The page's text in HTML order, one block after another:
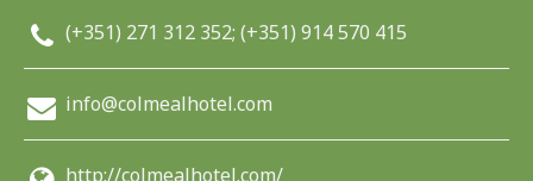
(+351) 271 312 352; (+351) 914 570 415
info@colmealhotel.com
http://colmealhotel.com/